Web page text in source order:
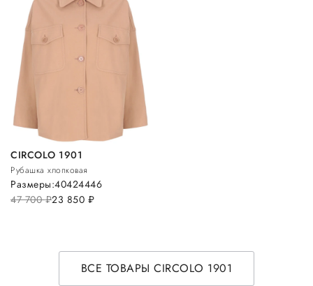
CIRCOLO 1901
Рубашка хлопковая
47 700руб.23 850 руб.
Размеры:40424446
ВСЕ ТОВАРЫ CIRCOLO 1901